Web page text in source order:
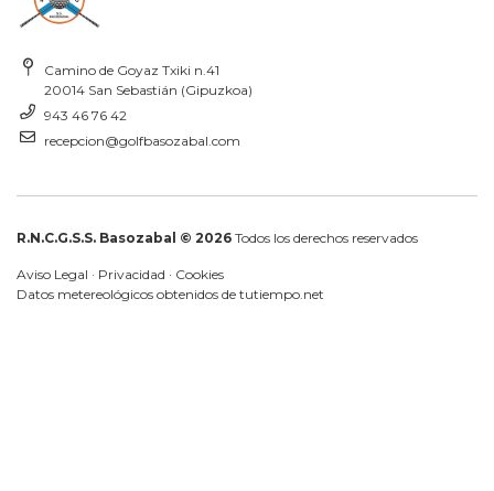
Camino de Goyaz Txiki n.41
20014 San Sebastián (Gipuzkoa)
943 46 76 42
recepcion@golfbasozabal.com
R.N.C.G.S.S. Basozabal © 2026 Todos los derechos reservados
Aviso Legal · Privacidad · Cookies
Datos metereológicos obtenidos de tutiempo.net